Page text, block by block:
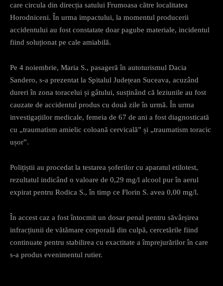
care circula din direcția satului Frumoasa către localitatea
Horodniceni. În urma impactului, la momentul producerii
accidentului au fost constatate doar pagube materiale, incidentul
fiind soluționat pe cale amiabilă.
Pe 4 noiembrie, Maria S., pasageră în autoturismul Dacia
Sandero, s-a prezentat la Spitalul Județean Suceava, acuzând
dureri în zona toracelui și gâtului, susținând că leziunile au fost
cauzate de accidentul produs cu două zile în urmă. În urma
investigațiilor medicale, femeia de 67 de ani a fost diagnosticată
cu „traumatism amielic coloană cervicală” și „traumatism toracic
ușor”.
Polițiștii au procedat la testarea șoferilor cu aparatul etilotest,
rezultatul indicând o valoare de 0,29 mg/l alcool pur în aerul
expirat pentru Rodica S., în timp ce Florin S. avea 0,00 mg/l.
În accest caz a fost întocmit un dosar penal pentru săvârșirea
infracțiunii de vătămare corporală din culpă, cercetările fiind
continuate pentru stabilirea cu exactitate a împrejurărilor în care
s-a produs evenimentul rutier.